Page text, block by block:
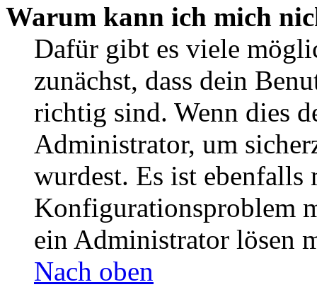
Warum kann ich mich
Dafür gibt es viele
zunächst, dass dein
richtig sind. Wenn dies
Administrator, um
wurdest. Es ist ebenfalls
Konfigurationsproblem
ein Administrator lösen
Nach oben